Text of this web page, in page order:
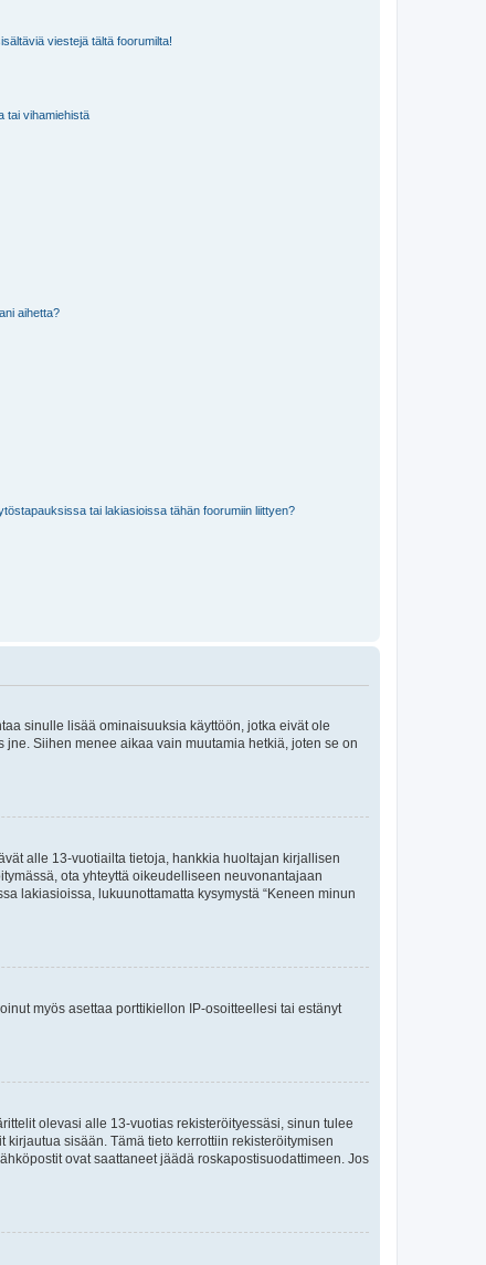
viestejä tältä foorumilta!
tai vihamiehistä
aihetta?
tai lakiasioissa tähän foorumiin liittyen?
sinulle lisää ominaisuuksia käyttöön, jotka eivät ole
Siihen menee aikaa vain muutamia hetkiä, joten se on
alle 13-vuotiailta tietoja, hankkia huoltajan kirjallisen
ota yhteyttä oikeudelliseen neuvonantajaan
lakiasioissa, lukuunottamatta kysymystä “Keneen minun
myös asettaa porttikiellon IP-osoitteellesi tai estänyt
olevasi alle 13-vuotias rekisteröityessäsi, sinun tulee
sisään. Tämä tieto kerrottiin rekisteröitymisen
ovat saattaneet jäädä roskapostisuodattimeen. Jos